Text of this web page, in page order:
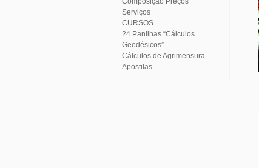
Serviços
CURSOS
Geodésicos”
Cálculos de Agrimensura
Apostilas